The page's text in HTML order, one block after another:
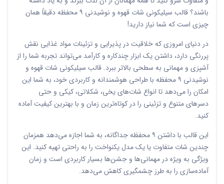
باشند؟ قالب سیلیکونی شات قهوه و نوشیدنی ۹ محفظه دقیقاً همان
چیزی است که شما نیاز دارید!
در دنیای امروزی که خلاقیت در پذیرایی و تزئینات مواد غذایی نقش
پررنگی دارد، داشتن یک ابزار چندکاره و کارآمد می‌تواند تجربه شما را از
آشپزی و مهمانی به سطحی بالاتر ببرد. قالب سیلیکونی شات قهوه و
نوشیدنی ۹ محفظه با طراحی هوشمندانه و کاربردی خود، به شما این
امکان را می‌دهد تا انواع شات‌های یخی، شکلاتی، کیکی و حتی
دسرهای متنوع و تزئینی را در کوتاه‌ترین زمان و با بهترین کیفیت آماده
کنید.
این قالب با داشتن ۹ محفظه جداگانه، به شما اجازه می‌دهد همزمان
چندین شات متفاوت یا یک مدل یکنواخت را به راحتی تهیه کنید. این
ویژگی به ویژه در مهمانی‌ها و جشن‌ها بسیار کاربردی است و زمان
آماده‌سازی را به طرز چشمگیری کاهش می‌دهد.